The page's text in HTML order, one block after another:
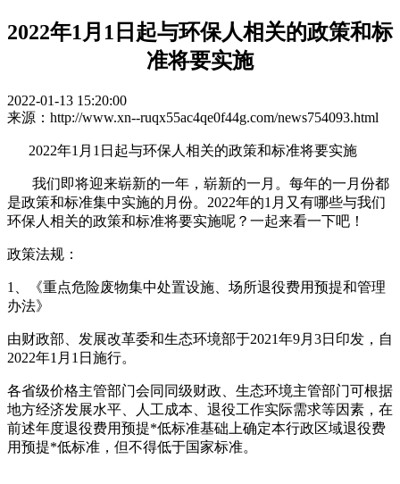
2022年1月1日起与环保人相关的政策和标
准将要实施
2022-01-13 15:20:00
来源：http://www.xn--ruqx55ac4qe0f44g.com/news754093.html
2022年1月1日起与环保人相关的政策和标准将要实施
我们即将迎来崭新的一年，崭新的一月。每年的一月份都
是政策和标准集中实施的月份。2022年的1月又有哪些与我们
环保人相关的政策和标准将要实施呢？一起来看一下吧！
政策法规：
1、《重点危险废物集中处置设施、场所退役费用预提和管理
办法》
由财政部、发展改革委和生态环境部于2021年9月3日印发，自
2022年1月1日施行。
各省级价格主管部门会同同级财政、生态环境主管部门可根据
地方经济发展水平、人工成本、退役工作实际需求等因素，在
前述年度退役费用预提*低标准基础上确定本行政区域退役费
用预提*低标准，但不得低于国家标准。